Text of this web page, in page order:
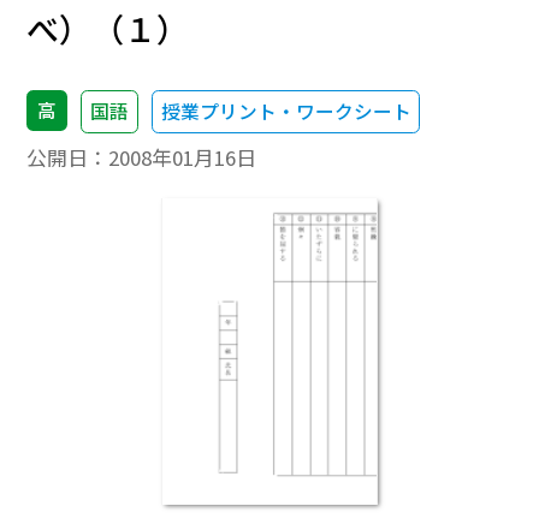
べ）（１）
高 国語 授業プリント・ワークシート
公開日： 2008年01月16日